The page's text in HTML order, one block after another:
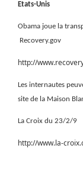
Etats-Unis
Obama joue la
Recovery.gov
http://
Les internautes
site de la Maison
La Croix du 23/2/9
http://www.la-